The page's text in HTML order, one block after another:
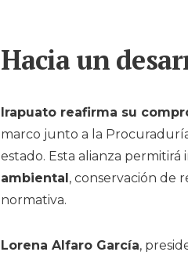
Hacia un
Irapuato reafirma su
marco junto a la
estado. Esta alianza
ambiental , conservación de
normativa.
Lorena Alfaro García,